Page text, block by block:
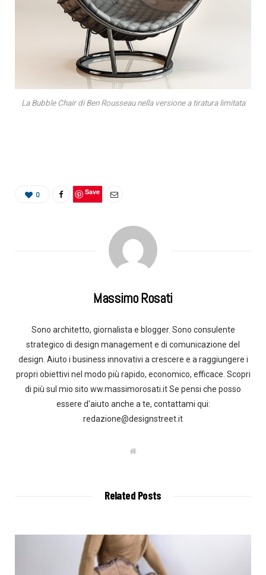
La Bubble Chair di Ben Rousseau nella versione a tiratura limitata
0 Save
Massimo Rosati
Sono architetto, giornalista e blogger. Sono consulente
strategico di design management e di comunicazione del
design. Aiuto i business innovativi a crescere e a raggiungere i
propri obiettivi nel modo più rapido, economico, efficace. Scopri
di più sul mio sito ww.massimorosati.it Se pensi che posso
essere d'aiuto anche a te, contattami qui:
redazione@designstreet.it
W
Related Posts